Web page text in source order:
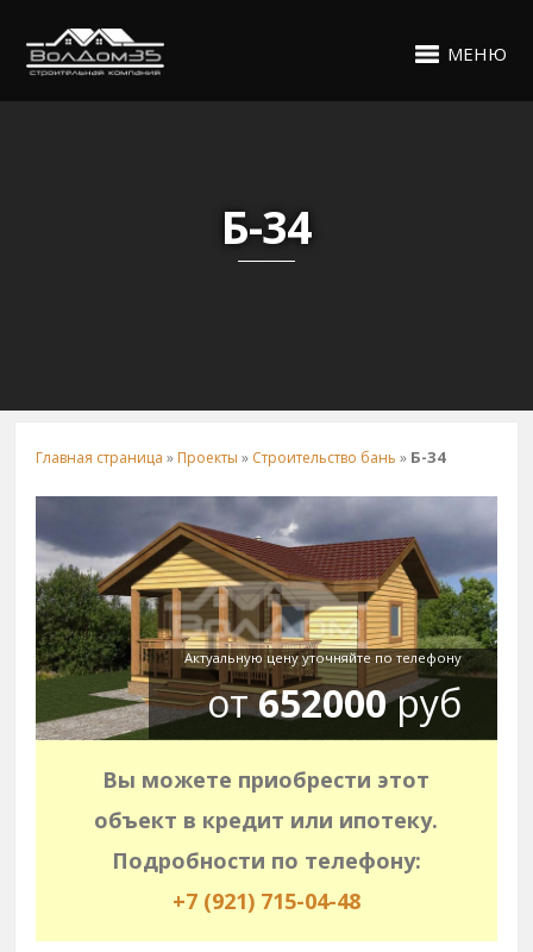
МЕНЮ
Б-34
Главная страница » Проекты » Строительство бань » Б-34
Актуальную цену уточняйте по телефону
от652000руб
Вы можете приобрести этот
объект в кредит или ипотеку.
Подробности по телефону:
+7 (921) 715-04-48